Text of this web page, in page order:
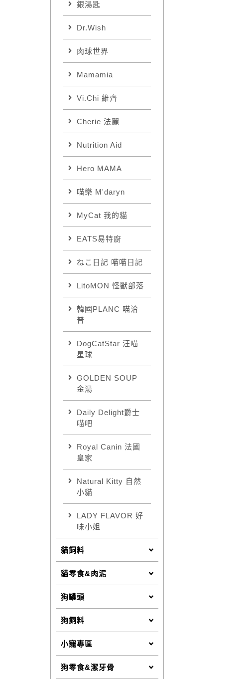
銀湯匙
Dr.Wish
肉球世界
Mamamia
Vi.Chi 維齊
Cherie 法麗
Nutrition Aid
Hero MAMA
喵樂 M'daryn
MyCat 我的貓
EATS易特廚
ねこ日記 喵喵日記
LitoMON 怪獸部落
韓國PLANC 喵洽
普
DogCatStar 汪喵
星球
GOLDEN SOUP
金湯
Daily Delight爵士
喵吧
Royal Canin 法國
皇家
Natural Kitty 自然
小貓
LADY FLAVOR 好
味小姐
貓飼料
貓零食&肉泥
狗罐頭
狗飼料
小寵專區
狗零食&潔牙骨